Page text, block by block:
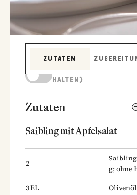
ZUTATEN
HALTEN)
Zutaten
Saibling mit Apfelsalat
2
g; ohne
3EL
Olivenöl